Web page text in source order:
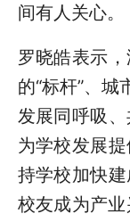
间有人关心。
罗晓皓表示
的“标杆”、城
发展同呼吸
为学校发展
持学校加快
校友成为产业